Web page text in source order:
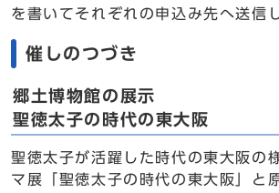
を書いてそれぞれの申込み先へ送信
催しのつづき
郷土博物館の展示
聖徳太子の時代の東大阪
聖徳太子が活躍した時代の東大阪の
マ展「聖徳太子の時代の東大阪」と